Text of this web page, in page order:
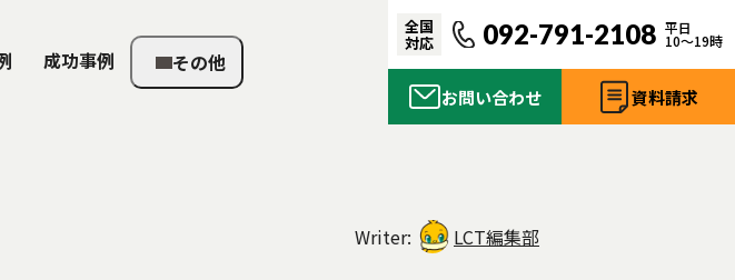
成功事例 その他
全国
対応 092-791-2108 平日
10〜19時
お問い合わせ 資料請求
Writer: LCT編集部